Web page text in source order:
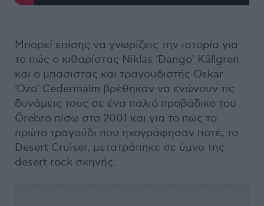
Μπορεί επίσης να γνωρίζεις την ιστορία για
το πώς ο κιθαρίστας Niklas 'Dango' Källgren
και ο μπασίστας και τραγουδιστής Oskar
'Ozo' Cedermalm βρέθηκαν να ενώνουν τις
δυνάμεις τους σε ένα παλιό προβάδικο του
Örebro πίσω στο 2001 και για το πώς το
πρώτο τραγούδι που ηχογράφησαν ποτέ, το
Desert Cruiser, μετατράπηκε σε ύμνο της
desert rock σκηνής.